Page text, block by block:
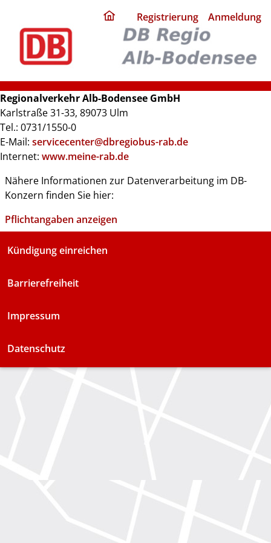
home
page
Registrierung Anmeldung
Regionalverkehr Alb-Bodensee GmbH
Karlstraße 31-33, 89073 Ulm
Tel.: 0731/1550-0
E-Mail: servicecenter@dbregiobus-rab.de
Internet: www.meine-rab.de
Nähere Informationen zur Datenverarbeitung im DB-
Konzern finden Sie hier:
Pflichtangaben anzeigen
Kündigung einreichen
Barrierefreiheit
Impressum
Datenschutz